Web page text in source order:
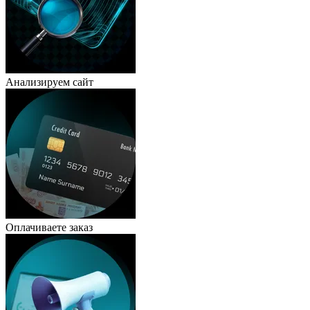
Анализируем сайт
Оплачиваете заказ